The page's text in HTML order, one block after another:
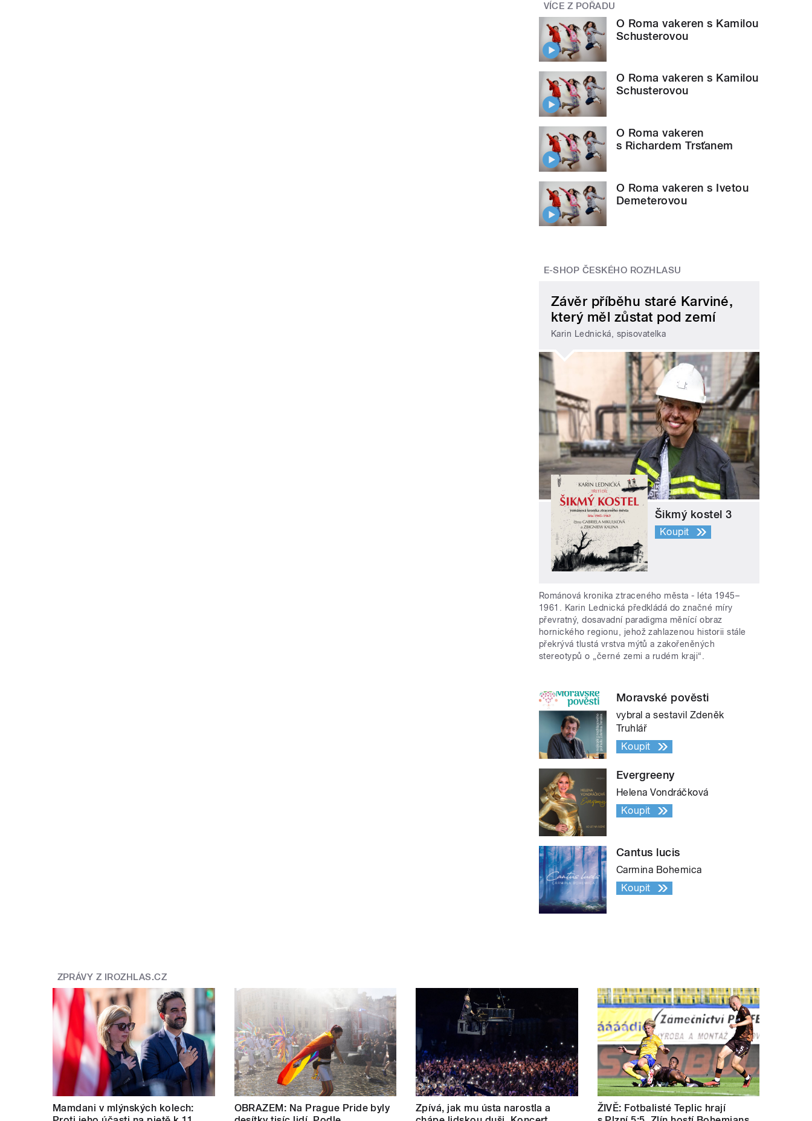
VÍCE Z POŘADU
O Roma vakeren s Kamilou
Schusterovou
O Roma vakeren s Kamilou
Schusterovou
O Roma vakeren
s Richardem Trsťanem
O Roma vakeren s Ivetou
Demeterovou
E-SHOP ČESKÉHO ROZHLASU
Závěr příběhu staré Karviné,
který měl zůstat pod zemí
Karin Lednická, spisovatelka
Šikmý kostel 3
Koupit
Románová kronika ztraceného města - léta 1945–
1961. Karin Lednická předkládá do značné míry
převratný, dosavadní paradigma měnící obraz
hornického regionu, jehož zahlazenou historii stále
překrývá tlustá vrstva mýtů a zakořeněných
stereotypů o „černé zemi a rudém kraji“.
Moravské pověsti
vybral a sestavil Zdeněk
Truhlář
Koupit
Evergreeny
Helena Vondráčková
Koupit
Cantus lucis
Carmina Bohemica
Koupit
ZPRÁVY Z IROZHLAS.CZ
Mamdani v mlýnských kolech:
OBRAZEM: Na Prague Pride byly
Zpívá, jak mu ústa narostla a
ŽIVĚ: Fotbalisté Teplic hrají